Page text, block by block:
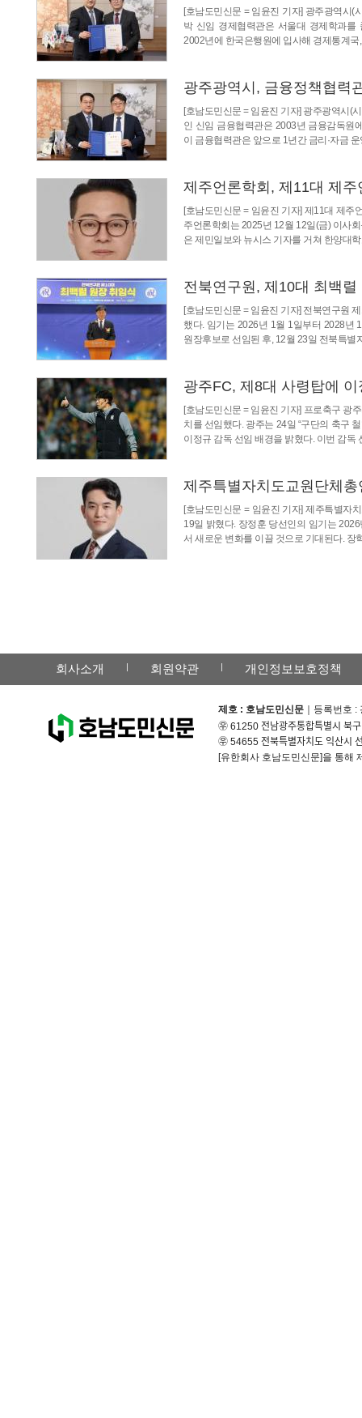
[호남도민신문 = 임윤진 기자] 광주광역시(
박 신임 경제협력관은 서울대 경제학과
2002년에 한국은행원에 입사해 경제통계
광주광역시, 금융정책협력
[호남도민신문 = 임윤진 기자] 광주광역시(
인 신임 금융협력관은 2003년 금융감독원
이 금융협력관은 앞으로 1년간 금리·자금
제주언론학회, 제11대 제
[호남도민신문 = 임윤진 기자] 제11대 제
주언론학회는 2025년 12월 12일(금) 이사
은 제민일보와 뉴시스 기자를 거쳐 한양대
전북연구원, 제10대 최백
[호남도민신문 = 임윤진 기자] 전북연구원
했다. 임기는 2026년 1월 1일부터 2028년
원장후보로 선임된 후, 12월 23일 전북특
광주FC, 제8대 사령탑에
[호남도민신문 = 임윤진 기자] 프로축구 광
치를 선임했다. 광주는 24일 “구단의 축구
이정규 감독 선임 배경을 밝혔다. 이번 감
제주특별자치도교원단체
[호남도민신문 = 임윤진 기자] 제주특별자
19일 밝혔다. 장정훈 당선인의 임기는
서 새로운 변화를 이끌 것으로 기대된다.
회사소개 회원약관 개인정보보호정책
제호 : 호남도민신문 ｜등록번호
㉾ 61250 전남광주통합특별시 북
㉾ 54655 전북특별자치도 익산시
[유한회사 호남도민신문]을 통해